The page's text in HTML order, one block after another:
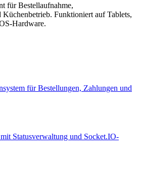
für Bestellaufnahme,
Funktioniert auf Tablets,
Hardware.
für Bestellungen, Zahlungen und
Statusverwaltung und Socket.IO-